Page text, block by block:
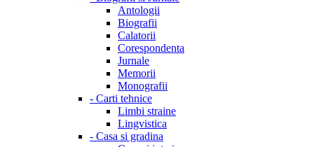
Antologii
Biografii
Calatorii
Corespondenta
Jurnale
Memorii
Monografii
- Carti tehnice
Limbi straine
Lingvistica
- Casa si gradina